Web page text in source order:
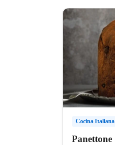
Cocina Italiana
Panettone